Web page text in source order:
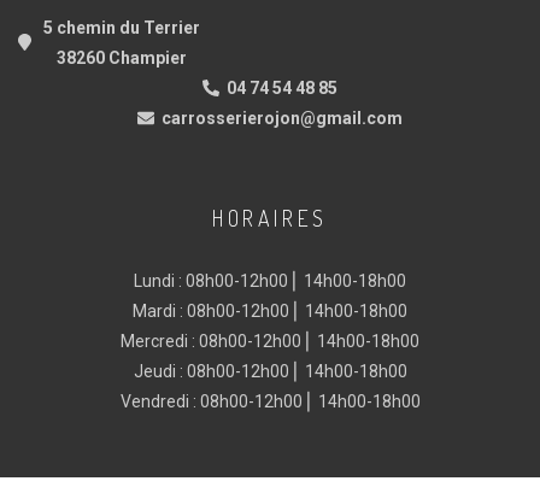
5 chemin du Terrier
38260 Champier
04 74 54 48 85
carrosserierojon@gmail.com
HORAIRES
Lundi : 08h00-12h00 ⎜ 14h00-18h00
Mardi : 08h00-12h00 ⎜ 14h00-18h00
Mercredi : 08h00-12h00 ⎜ 14h00-18h00
Jeudi : 08h00-12h00 ⎜ 14h00-18h00
Vendredi : 08h00-12h00 ⎜ 14h00-18h00